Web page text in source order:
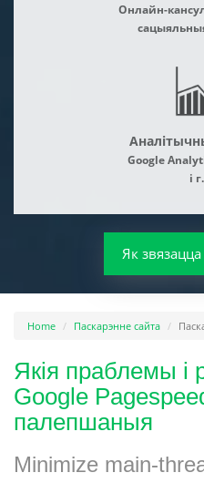
Онлайн-
сацыяльныя
Google
і
Як
Home Паскарэнне сайта
Якія праблемы і
Google
палепшаныя
Minimize main-